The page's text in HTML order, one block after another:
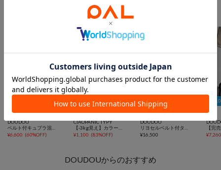
スカートからのおすすめ

DOUDOU
¥6,600 (60%OFF)

CIAOPANIC TYPY
¥1,100 (83%OFF)
￥1,000クーポン

DOUDOU
¥16,500
￥
¥
DOUDOUからのおすすめ